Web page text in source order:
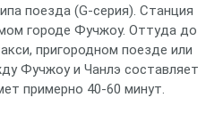
поезда (G-серия). Станция
городе Фучжоу. Оттуда до
пригородном поезде или
Фучжоу и Чанлэ составляет
примерно 40-60 минут.